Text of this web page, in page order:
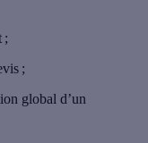
;
;
global d’un